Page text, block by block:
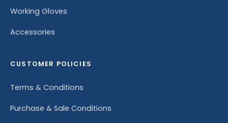
Working Gloves
Accessories
CUSTOMER POLICIES
Terms & Conditions
Purchase & Sale Conditions